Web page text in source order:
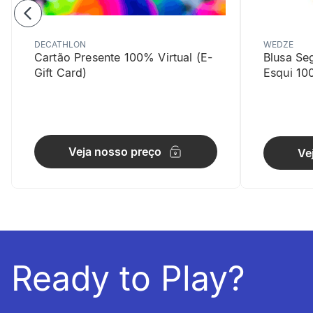
Fácil de
O design
DECATHLON
Cartão Presente 100% Virtual (E-
Gift Card)
Veja nosso preço
WEDZE
Blusa
Esqui
Ready to Play?